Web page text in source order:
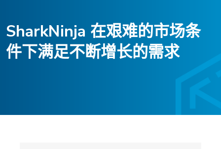
SharkNinja 在艰难的市场条
件下满足不断增长的需求